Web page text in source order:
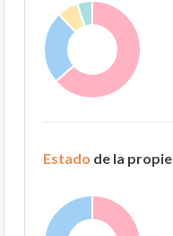
Estado de la